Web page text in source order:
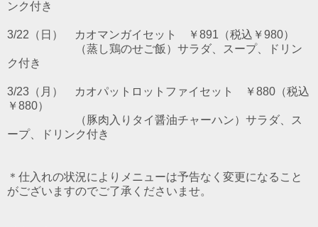
ンク付き
3/22（日） カオマンガイセット ￥891（税込￥980）
（蒸し鶏のせご飯）サラダ、スープ、ドリン
ク付き
3/23（月） カオパットロットファイセット ￥880（税込
￥880）
（豚肉入りタイ醤油チャーハン）サラダ、ス
ープ、ドリンク付き
＊仕入れの状況によりメニューは予告なく変更になること
がございますのでご了承くださいませ。